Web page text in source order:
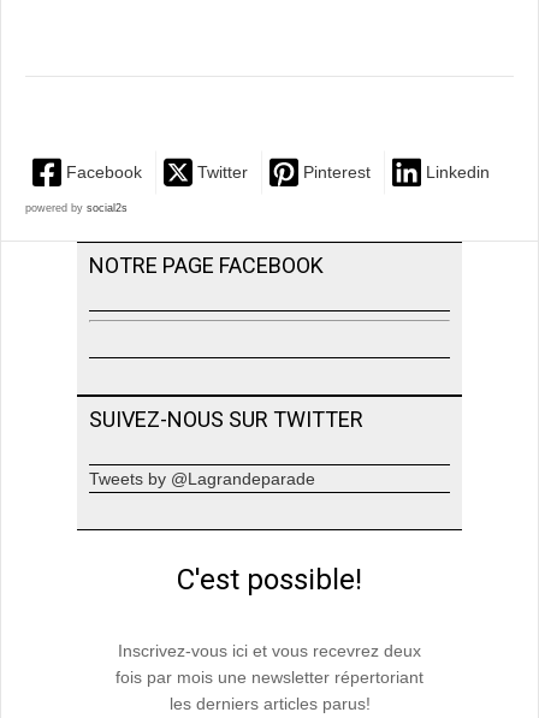
Facebook Twitter Pinterest Linkedin
powered by social2s
NOTRE PAGE FACEBOOK
SUIVEZ-NOUS SUR TWITTER
Tweets by @Lagrandeparade
C'est possible!
Inscrivez-vous ici et vous recevrez deux
fois par mois une newsletter répertoriant
les derniers articles parus!